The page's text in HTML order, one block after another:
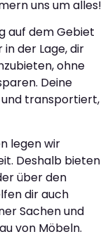
uns um alles!
auf dem Gebiet
der Lage, dir
ohne
Deine
transportiert,
legen wir
Deshalb bieten
über den
dir auch
Sachen und
von Möbeln.